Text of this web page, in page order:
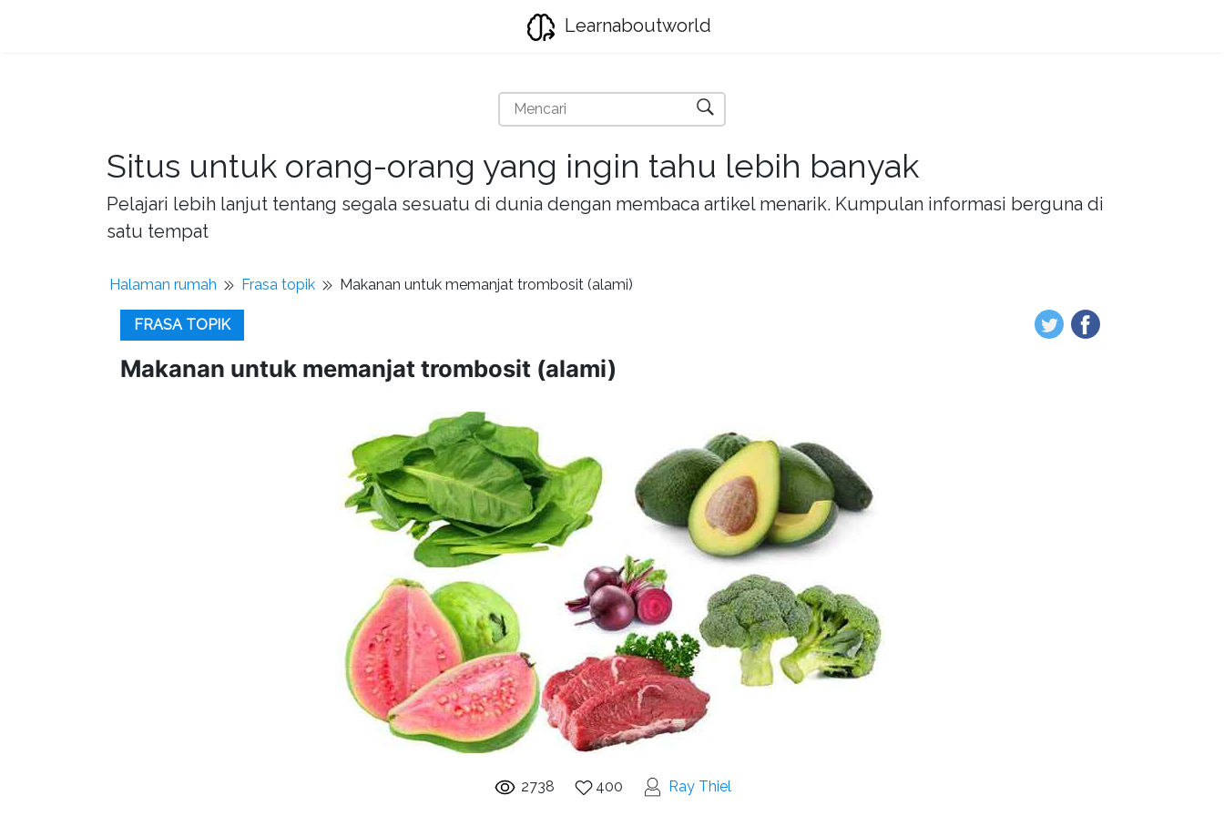
Learnaboutworld
Situs untuk orang-orang yang ingin tahu lebih banyak
Pelajari lebih lanjut tentang segala sesuatu di dunia dengan membaca artikel menarik. Kumpulan informasi berguna di
satu tempat
Halaman rumah Frasa topik Makanan untuk memanjat trombosit (alami)
FRASA TOPIK
Makanan untuk memanjat trombosit (alami)
2738 400 Ray Thiel